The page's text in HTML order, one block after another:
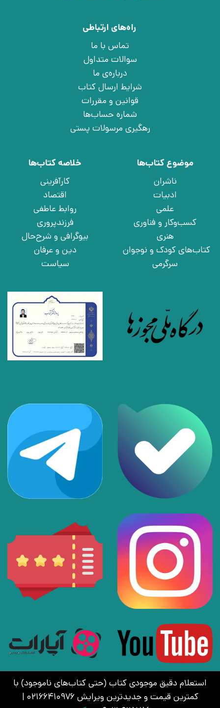
استعلام دقیق موجودی کتاب (حتی کتاب‌های ناموجود) با
کمترین قیمت و جدیدترین ویرایش 02166410976 |
راه‌های ارتباطی
تماس با ما
سوالات متداول
درباره‌ی ما
شرایط ارسال کتاب
قوانین و مقررات
شماره حساب‌ها
رهگیری مرسولات پستی
موضوع کتاب‌ها
ناشران
ادبیات
علمی
کسب‌وکار و فناوری
هنری
کتاب‌های کودک و نوجوان
سرگرمی
خلاصه کتاب‌ها
کارآفرینی
اقتصاد
روابط عاطفی
فرزندپروری
بیوگرافی و شرح‌حال
دین و عرفان
سیاست